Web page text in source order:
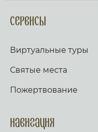
Сервисы
Виртуальные туры
Святые места
Пожертвование
Навигация